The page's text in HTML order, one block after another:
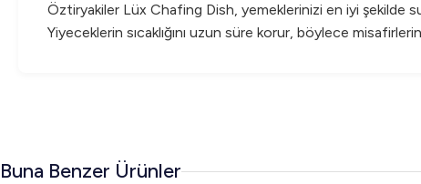
Öztiryakiler Lüx Chafing Dish, yemeklerinizi en iyi şekilde
Yiyeceklerin sıcaklığını uzun süre korur, böylece
Buna Benzer Ürünler